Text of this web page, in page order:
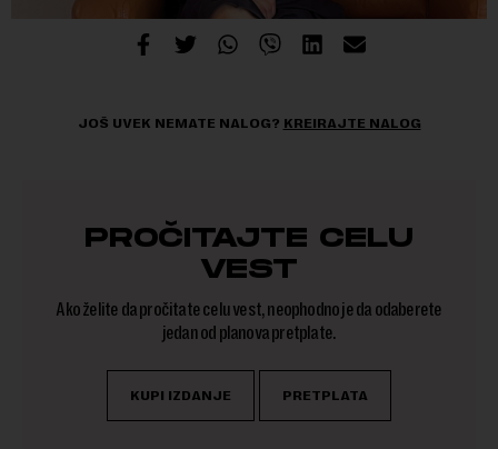
JOŠ UVEK NEMATE NALOG? KREIRAJTE NALOG
PROČITAJTE CELU
VEST
Ako želite da pročitate celu vest, neophodno je da odaberete
jedan od planova pretplate.
KUPI IZDANJE PRETPLATA